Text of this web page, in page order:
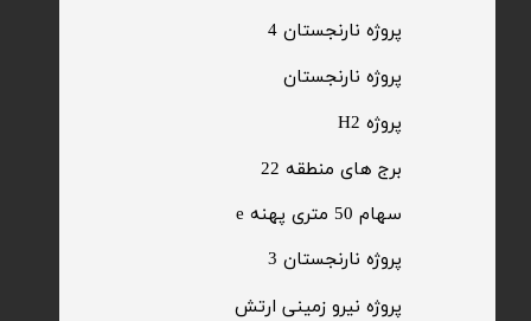
​سهام 50 متری پهنه e
برج های منطقه 22
پروژه H2
​پروژه نارنجستان
​پروژه نیرو زمینی ارتش
پروژه نارنجستان 4
​پروژه نارنجستان 3